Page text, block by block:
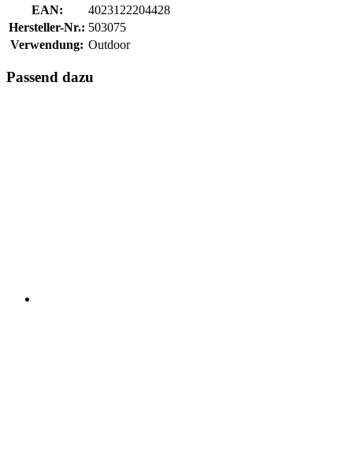
EAN:
4023122204428
Hersteller-Nr.: 503075
Verwendung: Outdoor
Passend dazu